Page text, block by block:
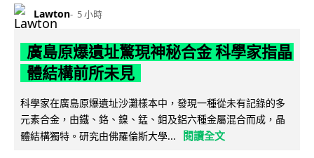
Lawton 5 小時
廣島原爆遺址驚現神秘合金 科學家指晶
體結構前所未見
科學家在廣島原爆遺址沙灘樣本中，發現一種從未有記錄的多
元素合金，由鐵、鉻、鎳、錳、鉬及鋁六種金屬混合而成，晶
體結構獨特。研究由佛羅倫斯大學...
閱讀全文